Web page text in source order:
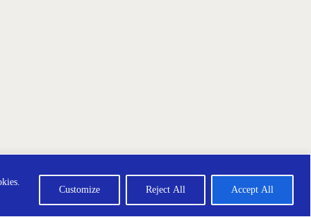
Customize Reject All Accept All